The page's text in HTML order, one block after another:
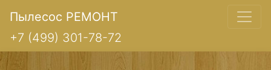
Пылесос РЕМОНТ
+7 (499) 301-78-72